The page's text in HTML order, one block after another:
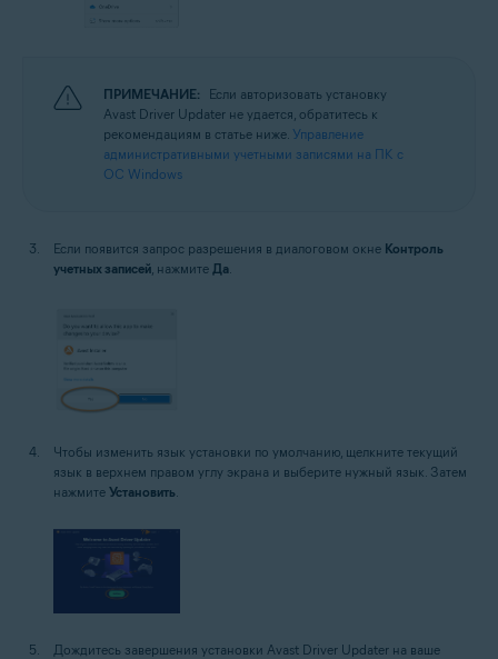
ПРИМЕЧАНИЕ:
Если авторизовать установку
Avast Driver Updater не удается, обратитесь к
рекомендациям в статье ниже. Управление
административными учетными записями на ПК с
ОС Windows
Если появится запрос разрешения в диалоговом окне Контроль
учетных записей, нажмите Да.
Чтобы изменить язык установки по умолчанию, щелкните текущий
язык в верхнем правом углу экрана и выберите нужный язык. Затем
нажмите Установить
Дождитесь завершения установки Avast Driver Updater на ваше